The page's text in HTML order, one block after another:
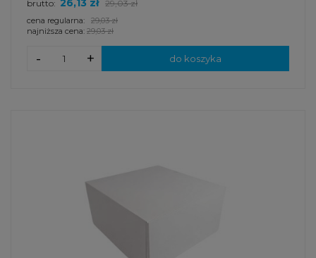
brutto: 26,13 zł 29,03 zł
cena regularna:
29,03 zł
najniższa cena: 29,03 zł
+
- do koszyka